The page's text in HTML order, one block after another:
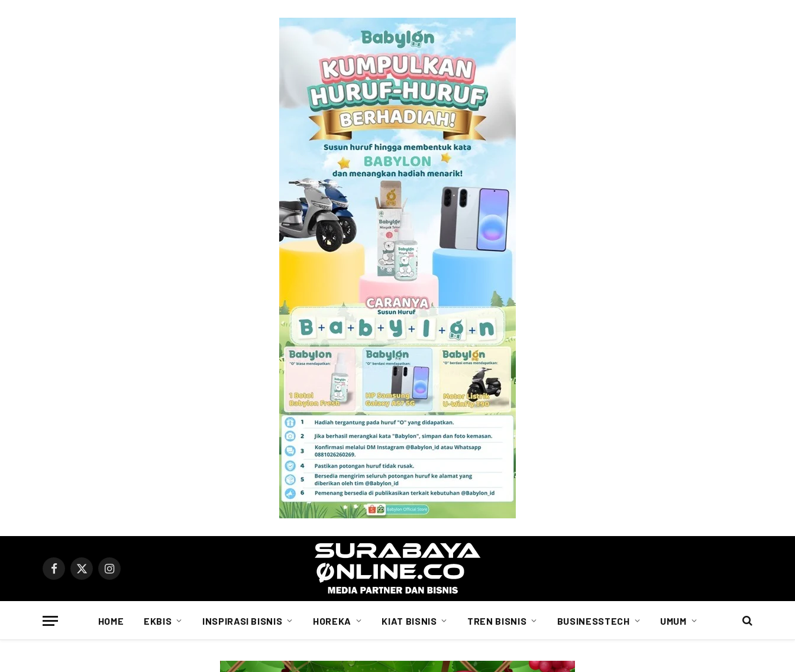
Facebook
X
Instagram
HOME EKBIS INSPIRASI BISNIS HOREKA KIAT BISNIS TREN BISNIS BUSINESSTECH UMUM